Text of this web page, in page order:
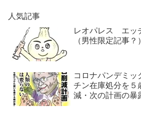
人気記事
レオパレス エッ
（男性限定記事？）
コロナパンデミ
チン在庫処分を
減・次の計画の暴